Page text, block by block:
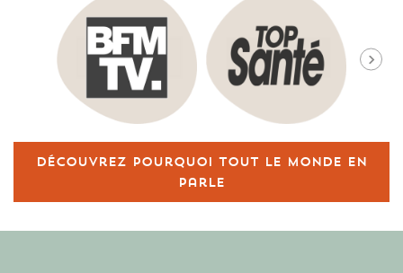
Découvrez pourquoi tout le monde en
parle